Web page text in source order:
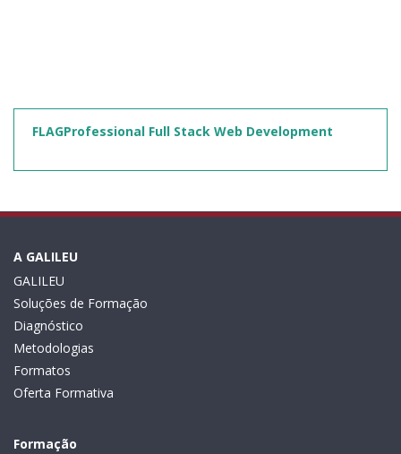
FLAGProfessional Full Stack Web Development
A GALILEU
GALILEU
Soluções de Formação
Diagnóstico
Metodologias
Formatos
Oferta Formativa
Formação